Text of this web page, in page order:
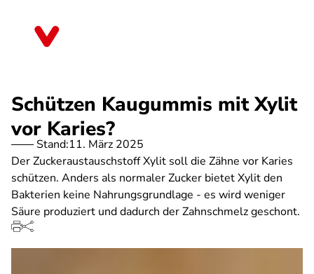
Schützen Kaugummis mit Xylit
vor Karies?
Stand:11. März 2025
Der Zuckeraustauschstoff Xylit soll die Zähne vor Karies
schützen. Anders als normaler Zucker bietet Xylit den
Bakterien keine Nahrungsgrundlage - es wird weniger
Säure produziert und dadurch der Zahnschmelz geschont.